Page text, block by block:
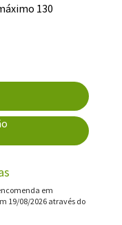
130
em
19/08/2026 através do